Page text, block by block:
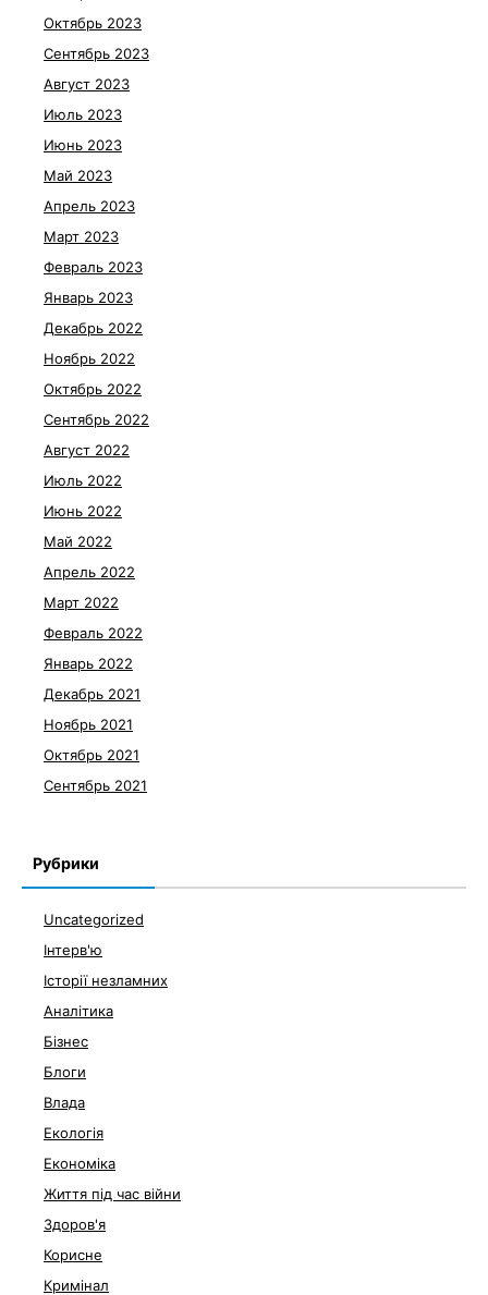
Октябрь 2023
Сентябрь 2023
Август 2023
Июль 2023
Июнь 2023
Май 2023
Апрель 2023
Март 2023
Февраль 2023
Январь 2023
Декабрь 2022
Ноябрь 2022
Октябрь 2022
Сентябрь 2022
Август 2022
Июль 2022
Июнь 2022
Май 2022
Апрель 2022
Март 2022
Февраль 2022
Январь 2022
Декабрь 2021
Ноябрь 2021
Октябрь 2021
Сентябрь 2021
Рубрики
Uncategorized
Інтерв'ю
Історії незламних
Аналітика
Бізнес
Блоги
Влада
Екологія
Економіка
Життя під час війни
Здоров'я
Корисне
Кримінал